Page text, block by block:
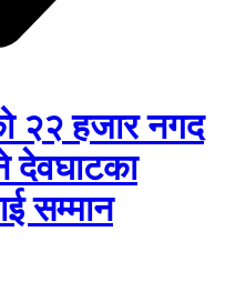
२२ हजार नगद
देवघाटका
सम्मान